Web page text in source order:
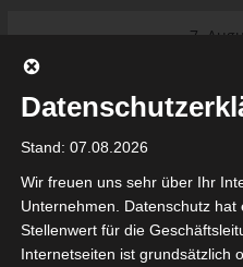
7.
lehnt
steuert
2026
El
(EGSG)
Stand: 07.08.2026
Wir freuen uns sehr über Ihr
Unternehmen. Datenschutz
Stellenwert für die
Internetseiten ist grundsätzlich